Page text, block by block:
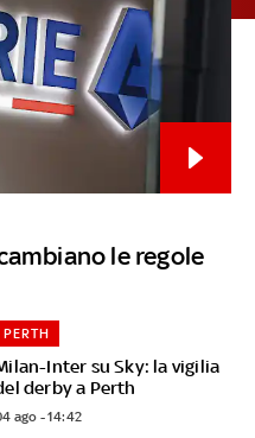
le regole
Inter su Sky: la vigilia
derby a Perth
PERTH
ago - 14:42